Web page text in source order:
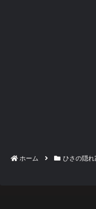
ホーム ひさの隠れ